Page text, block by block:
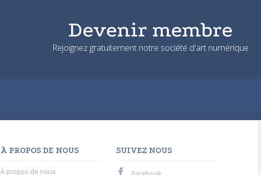
Devenir membre
Rejoignez gratuitement notre société d'art numérique
À PROPOS DE NOUS
À propos de nous
SUIVEZ NOUS